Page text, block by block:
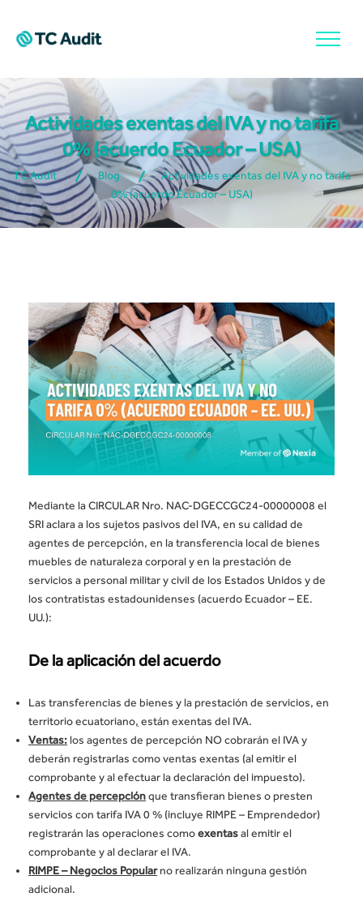
Actividades exentas del IVA y no tarifa
0% (acuerdo Ecuador – USA)
TC Audit Blog
Actividades exentas del IVA y no tarifa
0% (acuerdo Ecuador – USA)
Mediante la CIRCULAR Nro. NAC-DGECCGC24-00000008 el
SRI aclara a los sujetos pasivos del IVA, en su calidad de
agentes de percepción, en la transferencia local de bienes
muebles de naturaleza corporal y en la prestación de
servicios a personal militar y civil de los Estados Unidos y de
los contratistas estadounidenses (acuerdo Ecuador – EE.
UU.):
De la aplicación del acuerdo
Las transferencias de bienes y la prestación de servicios, en
territorio ecuatoriano, están exentas del IVA.
Ventas:los agentes de percepción NO cobrarán el IVA y
deberán registrarlas como ventas exentas (al emitir el
comprobante y al efectuar la declaración del impuesto).
Agentes de percepciónque transfieran bienes o presten
servicios con tarifa IVA 0 % (incluye RIMPE – Emprendedor)
registrarán las operaciones comoexentasal emitir el
comprobante y al declarar el IVA.
RIMPE – Negocios Popularno realizarán ninguna gestión
adicional.